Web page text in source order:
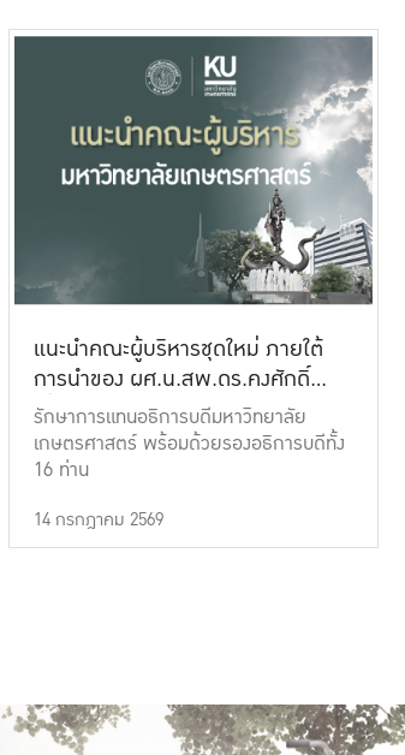
แนะนำคณะผู้บริหารชุดใหม่ ภายใต้
การนำของ ผศ.น.สพ.ดร.คงศักดิ์
เที่ยงธรรม
รักษาการแทนอธิการบดีมหาวิทยาลัย
เกษตรศาสตร์ พร้อมด้วยรองอธิการบดีทั้ง
16 ท่าน
14 กรกฎาคม 2569